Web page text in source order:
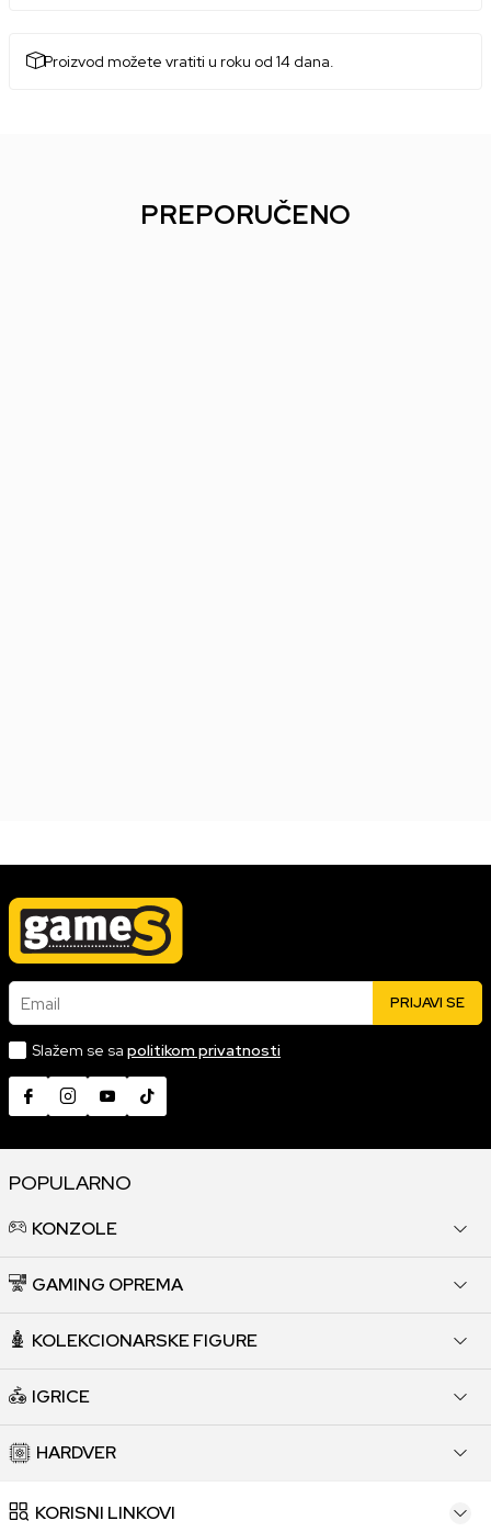
Proizvod možete vratiti u roku od 14 dana.
PREPORUČENO
Email PRIJAVI SE
Slažem se sa politikom privatnosti
POPULARNO
KONZOLE
GAMING OPREMA
KOLEKCIONARSKE FIGURE
IGRICE
HARDVER
KORISNI LINKOVI